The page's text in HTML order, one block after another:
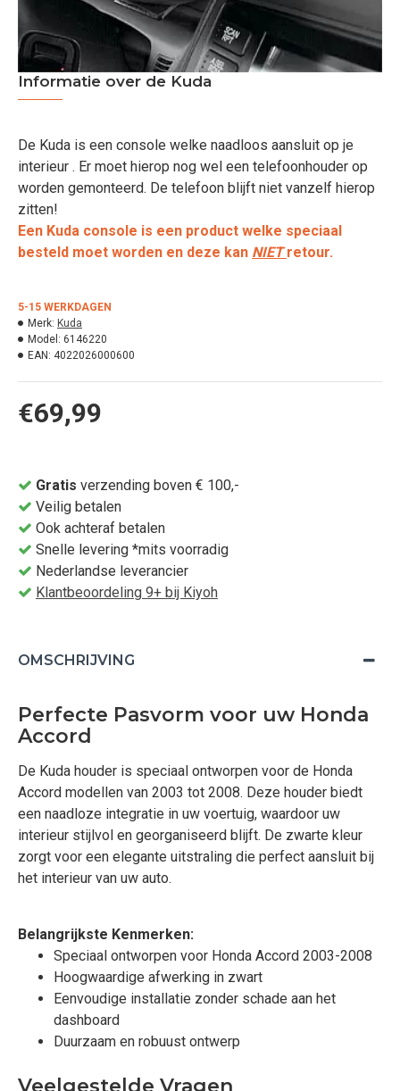
Informatie over de Kuda
De Kuda is een console welke naadloos aansluit op je
interieur . Er moet hierop nog wel een telefoonhouder op
worden gemonteerd. De telefoon blijft niet vanzelf hierop
zitten!
Een Kuda console is een product welke speciaal
besteld moet worden en deze kan NIETretour.
€69,99
5-15 WERKDAGEN
Merk: Kuda
Model: 6146220
EAN: 4022026000600
Gratis verzending boven € 100,-
Veilig betalen
Ook achteraf betalen
Snelle levering *mits voorradig
Nederlandse leverancier
Klantbeoordeling 9+ bij Kiyoh
OMSCHRIJVING
Perfecte Pasvorm voor uw Honda
Accord
De Kuda houder is speciaal ontworpen voor de Honda
Accord modellen van 2003 tot 2008. Deze houder biedt
een naadloze integratie in uw voertuig, waardoor uw
interieur stijlvol en georganiseerd blijft. De zwarte kleur
zorgt voor een elegante uitstraling die perfect aansluit bij
het interieur van uw auto.
Belangrijkste Kenmerken:
Speciaal ontworpen voor Honda Accord 2003-2008
Hoogwaardige afwerking in zwart
Eenvoudige installatie zonder schade aan het
dashboard
Duurzaam en robuust ontwerp
Veelgestelde Vragen